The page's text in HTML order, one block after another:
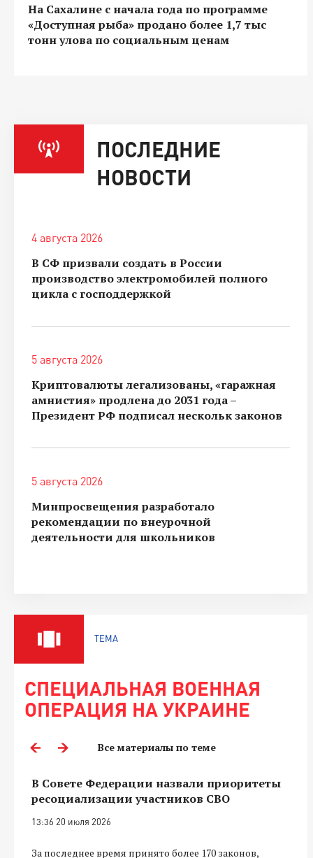
На Сахалине с начала года по программе
«Доступная рыба» продано более 1,7 тыс
тонн улова по социальным ценам
ПОСЛЕДНИЕ
НОВОСТИ
4 августа 2026
В СФ призвали создать в России
производство электромобилей полного
цикла с господдержкой
5 августа 2026
Криптовалюты легализованы, «гаражная
амнистия» продлена до 2031 года –
Президент РФ подписал нескольк законов
5 августа 2026
Минпросвещения разработало
рекомендации по внеурочной
деятельности для школьников
ТЕМА
СПЕЦИАЛЬНАЯ ВОЕННАЯ
ОПЕРАЦИЯ НА УКРАИНЕ
Все материалы по теме
В Совете Федерации назвали приоритеты
ресоциализации участников СВО
13:36 20 июля 2026
За последнее время принято более 170 законов,